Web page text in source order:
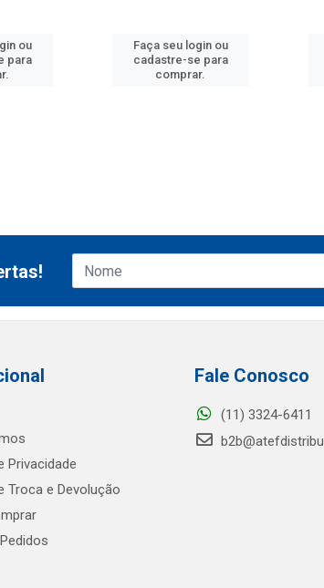
ou
para
Faça seu login ou
cadastre-se para
comprar.
Privacidade
Troca e Devolução
Fale Conosco
(11) 3324-6411